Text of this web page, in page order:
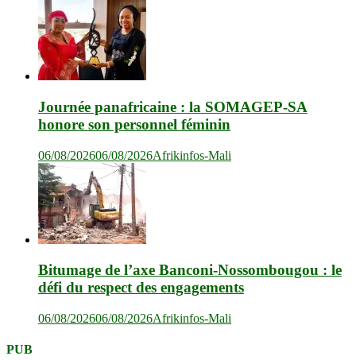
Journée panafricaine : la SOMAGEP-SA
honore son personnel féminin
06/08/202606/08/2026Afrikinfos-Mali
Bitumage de l’axe Banconi-Nossombougou : le
défi du respect des engagements
06/08/202606/08/2026Afrikinfos-Mali
PUB